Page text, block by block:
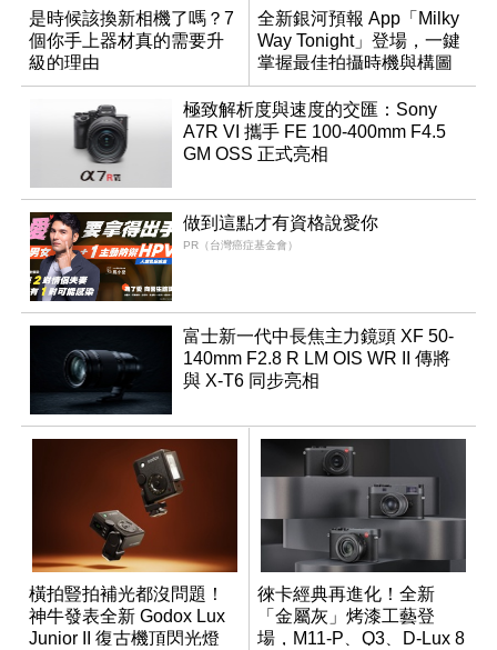
是時候該換新相機了嗎？7
個你手上器材真的需要升
級的理由
全新銀河預報 App「Milky
Way Tonight」登場，一鍵
掌握最佳拍攝時機與構圖
極致解析度與速度的交匯：Sony
A7R VI 攜手 FE 100-400mm F4.5
GM OSS 正式亮相
做到這點才有資格說愛你
PR（台灣癌症基金會）
富士新一代中長焦主力鏡頭 XF 50-
140mm F2.8 R LM OIS WR II 傳將
與 X-T6 同步亮相
橫拍豎拍補光都沒問題！
神牛發表全新 Godox Lux
Junior II 復古機頂閃光燈
徠卡經典再進化！全新
「金屬灰」烤漆工藝登
場，M11-P、Q3、D-Lux 8